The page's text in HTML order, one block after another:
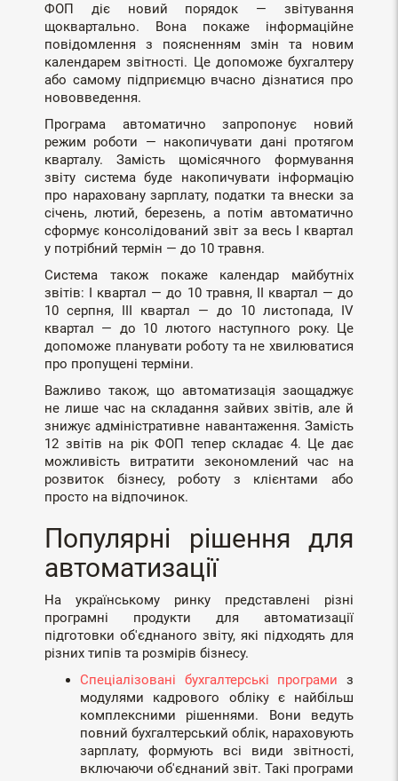
ФОП діє новий порядок — звітування
щоквартально. Вона покаже інформаційне
повідомлення з поясненням змін та новим
календарем звітності. Це допоможе бухгалтеру
або самому підприємцю вчасно дізнатися про
нововведення.
Програма автоматично запропонує новий
режим роботи — накопичувати дані протягом
кварталу. Замість щомісячного формування
звіту система буде накопичувати інформацію
про нараховану зарплату, податки та внески за
січень, лютий, березень, а потім автоматично
сформує консолідований звіт за весь I квартал
у потрібний термін — до 10 травня.
Система також покаже календар майбутніх
звітів: I квартал — до 10 травня, II квартал — до
10 серпня, III квартал — до 10 листопада, IV
квартал — до 10 лютого наступного року. Це
допоможе планувати роботу та не хвилюватися
про пропущені терміни.
Важливо також, що автоматизація заощаджує
не лише час на складання зайвих звітів, але й
знижує адміністративне навантаження. Замість
12 звітів на рік ФОП тепер складає 4. Це дає
можливість витратити зекономлений час на
розвиток бізнесу, роботу з клієнтами або
просто на відпочинок.
Популярні рішення для
автоматизації
На українському ринку представлені різні
програмні продукти для автоматизації
підготовки об'єднаного звіту, які підходять для
різних типів та розмірів бізнесу.
Спеціалізовані бухгалтерські програми з
модулями кадрового обліку є найбільш
комплексними рішеннями. Вони ведуть
повний бухгалтерський облік, нараховують
зарплату, формують всі види звітності,
включаючи об'єднаний звіт. Такі програми